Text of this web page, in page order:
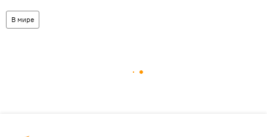
В мире